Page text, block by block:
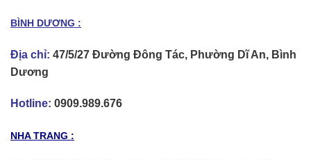
BÌNH DƯƠNG :
Địa chỉ: 47/5/27 Đường Đông Tác, Phường Dĩ An, Bình
Dương
Hotline: 0909.989.676
NHA TRANG :